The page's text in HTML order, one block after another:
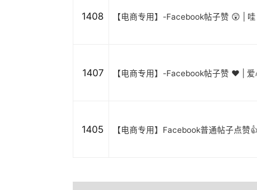
1408 【电商专用】-Facebook帖子赞 😲 |
1407 【电商专用】-Facebook帖子赞 ❤️ |
1405 【电商专用】Facebook普通帖子点赞